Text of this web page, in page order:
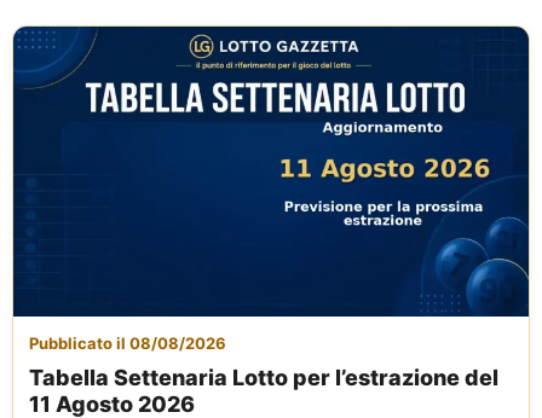
Pubblicato il 08/08/2026
Tabella Settenaria Lotto per l’estrazione del
11 Agosto 2026